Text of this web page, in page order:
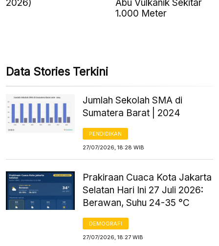
2026)
Abu Vulkanik Sekitar
1.000 Meter
Data Stories Terkini
Jumlah Sekolah SMA di
Sumatera Barat | 2024
PENDIDIKAN
27/07/2026, 18:28 WIB
Prakiraan Cuaca Kota Jakarta
Selatan Hari Ini 27 Juli 2026:
Berawan, Suhu 24-35 °C
DEMOGRAFI
27/07/2026, 18:27 WIB